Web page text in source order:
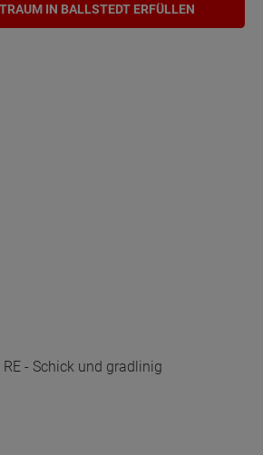
IN BALLSTEDT ERFÜLLEN
- Schick und gradlinig